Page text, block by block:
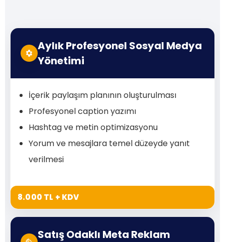
Aylık Profesyonel Sosyal Medya
Yönetimi
İçerik paylaşım planının oluşturulması
Profesyonel caption yazımı
Hashtag ve metin optimizasyonu
Yorum ve mesajlara temel düzeyde yanıt
verilmesi
8.000 TL + KDV
Satış Odaklı Meta Reklam